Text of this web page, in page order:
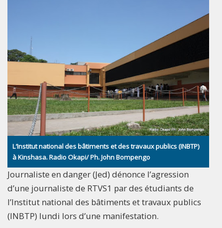
L’Institut national des bâtiments et des travaux publics (INBTP)
à Kinshasa. Radio Okapi/ Ph. John Bompengo
Journaliste en danger (Jed) dénonce l’agression
d’une journaliste de RTVS1 par des étudiants de
l’Institut national des bâtiments et travaux publics
(INBTP) lundi lors d’une manifestation.